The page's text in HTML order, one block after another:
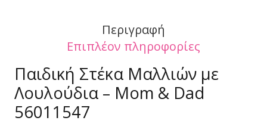
Περιγραφή
Επιπλέον πληροφορίες
Παιδική Στέκα Μαλλιών με
Λουλούδια – Mom & Dad
56011547